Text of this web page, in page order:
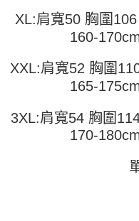
短信。
2. 通过短信链接打开账单后，
账／街口支付／iPASS MONEY”
【注意事项】
1. 本服务系由 “台湾大哥大股
本服务购买商品或服务，并由
司后，依约使用本公司账单缴
2. 基于同意付款使用 “大哥付你
料（包含姓名、电话或地址）
3. 完整用户服务条款，请详阅
APP於四大便利商店‧ATM/網
請留意繳費期限為 14 天。唯有
繳費期限，為商家向您請款的
出。使用AFTEE下訂可以延長
商品與否，仍需要請您在
付款 後全家取貨
7-11取貨付款
每笔NT$45，满NT$499(含
付款 後7-11取貨
每笔NT$45，满NT$499(含
XL:肩寬50 胸圍
160-
XXL:肩寬52 胸圍
165-
3XL:肩寬54 胸圍
170-